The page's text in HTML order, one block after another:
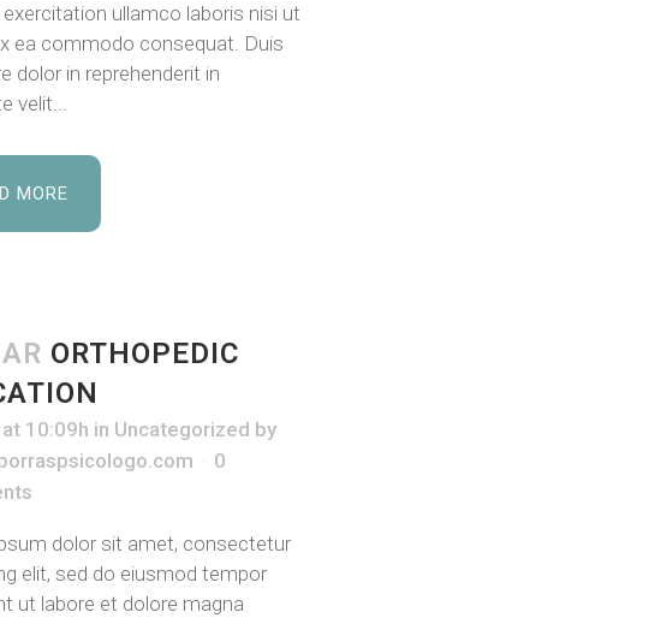
ullamco laboris nisi ut
ea commodo consequat. Duis
dolor in reprehenderit in
velit...
MORE
ORTHOPEDIC
10:09h in Uncategorized by
0
dolor sit amet, consectetur
elit, sed do eiusmod tempor
ut labore et dolore magna